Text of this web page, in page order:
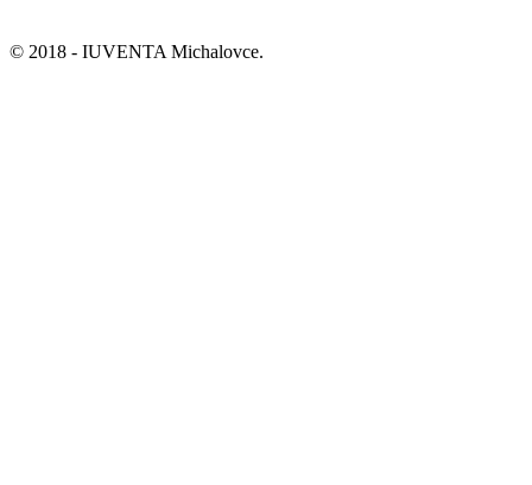
© 2018 - IUVENTA Michalovce.